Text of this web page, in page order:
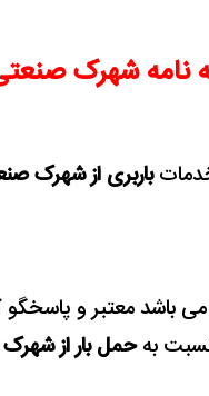
نامه شهرک
خدماتباربری از شهرک
می باشد معتبر و
نسبت بهحمل بار از